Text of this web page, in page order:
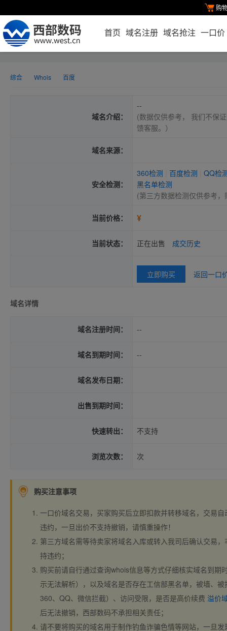
购
首页 域名注册 域名抢注 一口价
综合 Whois 百度
域名介绍：
--
(数据仅供参考， 我们不保
馈客服。）
域名来源：
安全检测：
360检测 百度检测
QQ检
黑名单检测
(第三方数据检测仅供参考
当前价格： ¥
当前状态： 正在出售 成交历史
立即购买 返回一口
域名详情
域名注册时间： --
域名到期时间： --
域名发布日期：
出售到期时间：
快速转出： 不支持
浏览次数： 次
购买注意事项
一口价域名交易，买家购买后立即扣款并转移域名，交易
违约，一旦出价不支持撤销，请慎重操作！
第三方域名需等待卖家将域名入库或转入我司后确认交易
持违约；
购买前请自行通过查询whois信息等方式仔细核实域名到期
示无法解析），以及域名是否存在工信部黑名单，被墙、
360、QQ、微信拦截）、访问受限，是否是高价续费 溢价
后无法撤销，西部数码不承担相关责任；
请不要将购买的域名用于制作钓鱼诈骗色情等网站，一旦